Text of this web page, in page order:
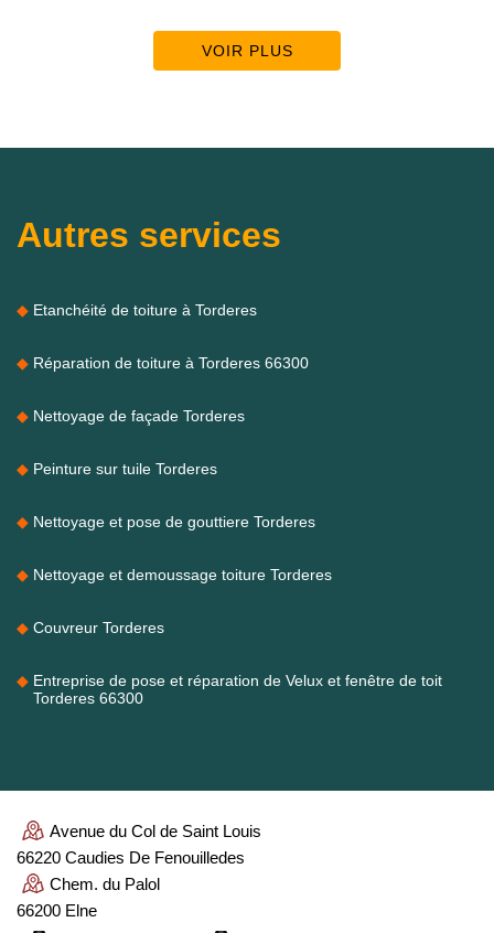
VOIR PLUS
Autres services
Etanchéité de toiture à Torderes
Réparation de toiture à Torderes 66300
Nettoyage de façade Torderes
Peinture sur tuile Torderes
Nettoyage et pose de gouttiere Torderes
Nettoyage et demoussage toiture Torderes
Couvreur Torderes
Entreprise de pose et réparation de Velux et fenêtre de toit
Torderes 66300
Avenue du Col de Saint Louis
66220 Caudies De Fenouilledes
Chem. du Palol
66200 Elne